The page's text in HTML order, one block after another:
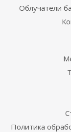
Облучатели
Политика